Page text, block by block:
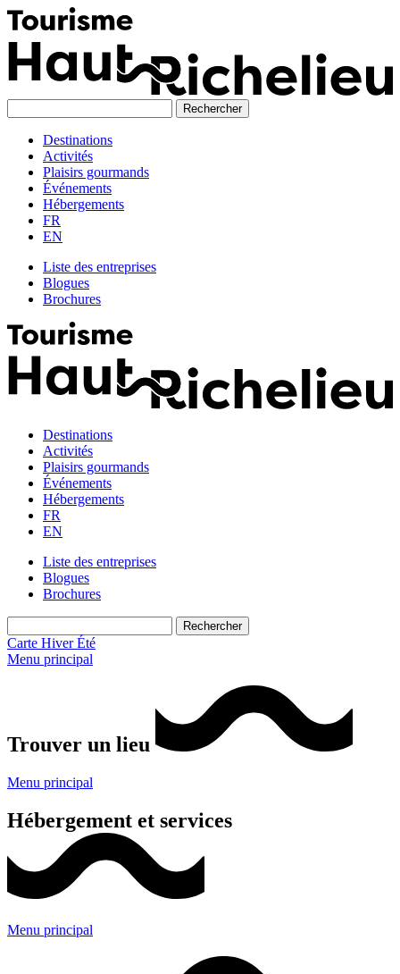
Skip
to
content
Destinations
Activités
Plaisirs gourmands
Événements
Hébergements
FR
EN
Liste des entreprises
Blogues
Brochures
Destinations
Activités
Plaisirs gourmands
Événements
Hébergements
FR
EN
Liste des entreprises
Blogues
Brochures
Carte Hiver Été
Menu principal
Trouver un lieu
Menu principal
Hébergement et services
Menu principal